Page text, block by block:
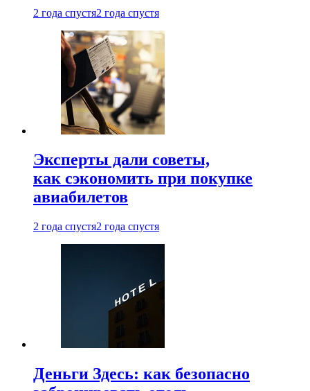
2 года спустя2 года спустя
Эксперты дали советы,
как сэкономить при покупке
авиабилетов
2 года спустя2 года спустя
Деньги Здесь: как безопасно